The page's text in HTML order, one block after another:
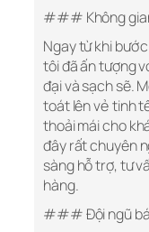
### Không
Ngay từ khi
tôi đã ấn tượng
đại và sạch sẽ.
toát lên vẻ tinh
thoải mái cho
đây rất chuyên
sàng hỗ trợ, tư
hàng.
### Đội ngũ